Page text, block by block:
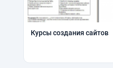
Курсы создания сайтов